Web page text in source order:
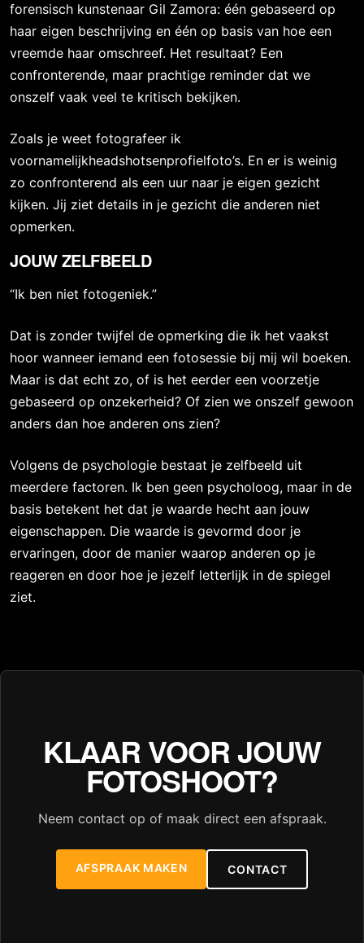
forensisch kunstenaar Gil Zamora: één gebaseerd op
haar eigen beschrijving en één op basis van hoe een
vreemde haar omschreef. Het resultaat? Een
confronterende, maar prachtige reminder dat we
onszelf vaak veel te kritisch bekijken.
Zoals je weet fotografeer ik
voornamelijkheadshotsenprofielfoto’s. En er is weinig
zo confronterend als een uur naar je eigen gezicht
kijken. Jij ziet details in je gezicht die anderen niet
opmerken.
JOUW ZELFBEELD
“Ik ben niet fotogeniek.”
Dat is zonder twijfel de opmerking die ik het vaakst
hoor wanneer iemand een fotosessie bij mij wil boeken.
Maar is dat echt zo, of is het eerder een voorzetje
gebaseerd op onzekerheid? Of zien we onszelf gewoon
anders dan hoe anderen ons zien?
Volgens de psychologie bestaat je zelfbeeld uit
meerdere factoren. Ik ben geen psycholoog, maar in de
basis betekent het dat je waarde hecht aan jouw
eigenschappen. Die waarde is gevormd door je
ervaringen, door de manier waarop anderen op je
reageren en door hoe je jezelf letterlijk in de spiegel
ziet.
KLAAR VOOR JOUW
FOTOSHOOT?
Neem contact op of maak direct een afspraak.
AFSPRAAK MAKEN CONTACT